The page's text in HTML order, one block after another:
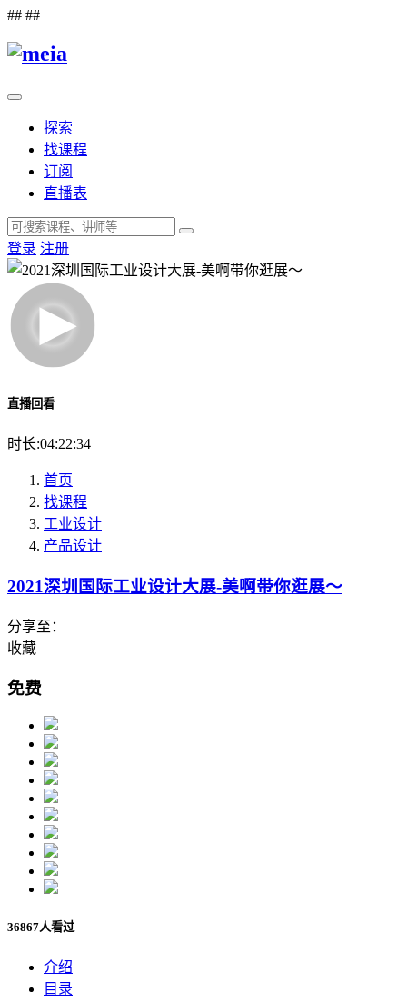
## ##
探索
找课程
订阅
直播表
登录 注册
直播回看
时长:04:22:34
首页
找课程
工业设计
产品设计
2021深圳国际工业设计大展-美啊带你逛展～
分享至：
收藏
免费
36867人看过
介绍
目录